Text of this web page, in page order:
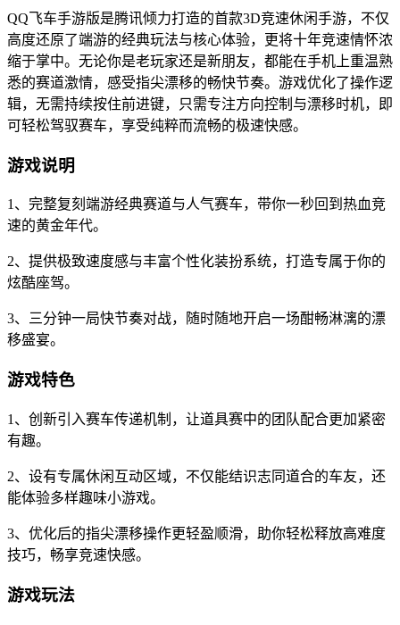
QQ飞车手游版是腾讯倾力打造的首款3D竞速休闲手游，不仅
高度还原了端游的经典玩法与核心体验，更将十年竞速情怀浓
缩于掌中。无论你是老玩家还是新朋友，都能在手机上重温熟
悉的赛道激情，感受指尖漂移的畅快节奏。游戏优化了操作逻
辑，无需持续按住前进键，只需专注方向控制与漂移时机，即
可轻松驾驭赛车，享受纯粹而流畅的极速快感。
游戏说明
1、完整复刻端游经典赛道与人气赛车，带你一秒回到热血竞
速的黄金年代。
2、提供极致速度感与丰富个性化装扮系统，打造专属于你的
炫酷座驾。
3、三分钟一局快节奏对战，随时随地开启一场酣畅淋漓的漂
移盛宴。
游戏特色
1、创新引入赛车传递机制，让道具赛中的团队配合更加紧密
有趣。
2、设有专属休闲互动区域，不仅能结识志同道合的车友，还
能体验多样趣味小游戏。
3、优化后的指尖漂移操作更轻盈顺滑，助你轻松释放高难度
技巧，畅享竞速快感。
游戏玩法